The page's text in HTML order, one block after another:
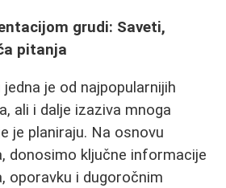
grudi: Saveti,
pitanja
je od najpopularnijih
ali i dalje izaziva mnoga
je planiraju. Na osnovu
donosimo ključne informacije
oporavku i dugoročnim